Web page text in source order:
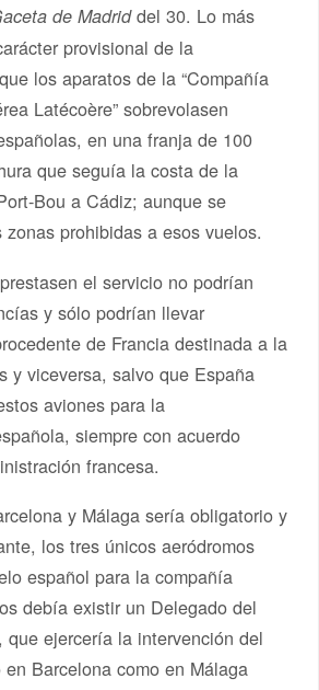
de Madriddel 30. Lo más
provisional de la
los aparatos de la “Compañía
Latécoère” sobrevolasen
en una franja de 100
que seguía la costa de la
Bou a Cádiz; aunque se
zonas prohibidas a esos vuelos.
el servicio no podrían
y sólo podrían llevar
de Francia destinada a la
y viceversa, salvo que España
aviones para la
siempre con acuerdo
francesa.
y Málaga sería obligatorio y
los tres únicos aeródromos
español para la compañía
debía existir un Delegado del
que ejercería la intervención del
Barcelona como en Málaga